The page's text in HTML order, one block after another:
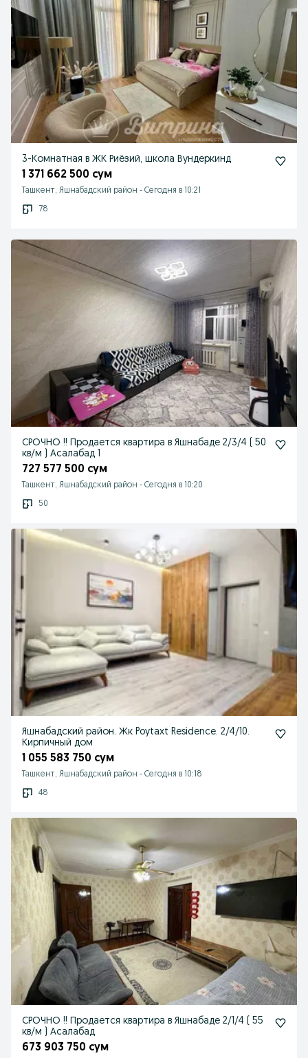
3-Комнатная в ЖК Риёзий, школа Вундеркинд
1 371 662 500 сум
Ташкент, Яшнабадский район - Сегодня в 10:21
78
СРОЧНО !! Продается квартира в Яшнабаде 2/3/4 ( 50
кв/м ) Асалабад 1
727 577 500 сум
Ташкент, Яшнабадский район - Сегодня в 10:20
50
Яшнабадский район. Жк Poytaxt Residence. 2/4/10.
Кирпичный дом
1 055 583 750 сум
Ташкент, Яшнабадский район - Сегодня в 10:18
48
СРОЧНО !! Продается квартира в Яшнабаде 2/1/4 ( 55
кв/м ) Асалабад
673 903 750 сум